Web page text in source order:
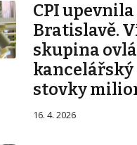
CPI
Bratislavě.
skupina
kancelářský
stovky
16. 4. 2026